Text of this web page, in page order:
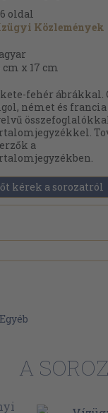
oldal
Közlemények
cm x 17 cm
fehér ábrákkal.
német és francia
a
kérek a sorozatról
Egyéb
A